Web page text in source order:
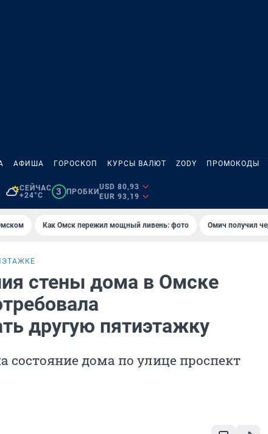
АФИША ГОРОСКОП КУРСЫ ВАЛЮТ ZODY ПРОМОКОДЫ
СЕЙЧАС
+24°C
3 ПРОБКИ
USD 80,93
EUR 93,19
Как Омск пережил мощный ливень: фото Омич получил
стены дома в Омске
другую пятиэтажку
дома по улице проспект